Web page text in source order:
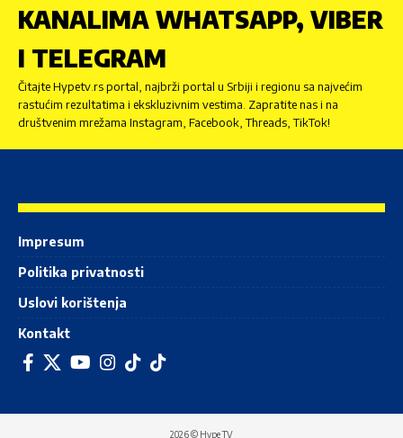
KANALIMA WHATSAPP, VIBER
I TELEGRAM
Čitajte Hypetv.rs portal, najbrži portal u Srbiji i regionu sa najvećim
rastućim rezultatima i ekskluzivnim vestima. Zapratite nas i na
društvenim mrežama Instagram, Facebook, Threads, TikTok!
Impresum
Politika privatnosti
Uslovi korištenja
Kontakt
2026 © Hype TV